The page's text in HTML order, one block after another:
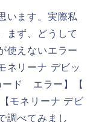
います。実際私
まず、どうして
使えないエラー
ネリーナ デビッ
ード エラー】【
モネリーナ デビ
調べてみまし